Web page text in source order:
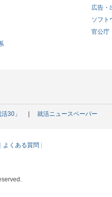
広告・
ソフト
官公庁
30」 就活ニュースペーパー
よくある質問